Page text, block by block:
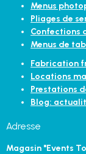
Menus
Pliages de
Confections
Menus de
Fabrication
Locations
Prestations
Blog:
Adresse
Magasin "Events